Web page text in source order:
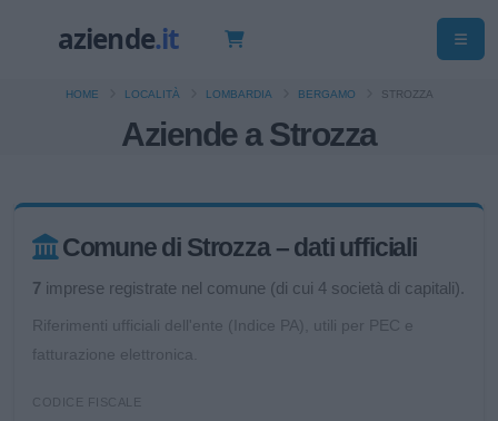
Aziende a Strozza
HOME LOCALITÀ LOMBARDIA BERGAMO STROZZA
Comune di Strozza – dati ufficiali
7 imprese registrate nel comune (di cui 4 società di capitali).
Riferimenti ufficiali dell'ente (Indice PA), utili per PEC e
fatturazione elettronica.
CODICE FISCALE